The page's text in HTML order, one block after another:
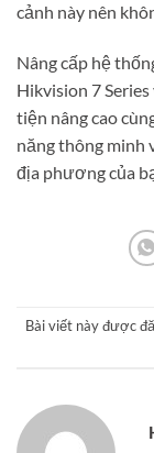
cảnh này nên
Nâng cấp hệ
Hikvision 7
tiện nâng cao
năng thông minh
địa phương của
Bài viết này được